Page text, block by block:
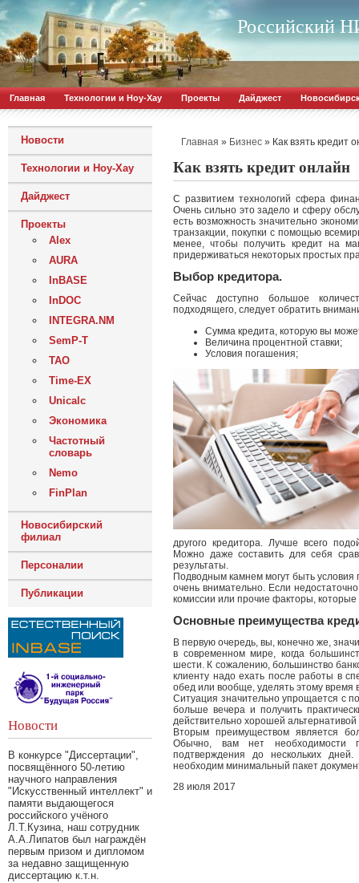
Российский
Главная Технологии и Ноу-Хау Проекты Дайджест
Новости
Технологии и Ноу-Хау
Дайджест
Проекты
Alex
AURA
InBASE
InDOC
INTEGRA.NM
SemP-T
ТАО
Time-EX
Unicalc
Экономика
Частотный
словарь
Nemo
FinPlan
Новосибирский
филиал
Персоналии
Публикации
Новости
В конкурсе "Диссертации",
посвящённого 50-летию
научного направления
"Искусственный интеллект" и
памяти выдающегося
российского учёного
Л.Т.Кузина, наш сотрудник
А.А.Липатов был награждён
первым призом и дипломом
за недавно защищенную
диссертацию к.т.н.
Главная » Бизнес » Как взять кредит
Как взять кредит онлайн
С развитием технологий сфера
Очень сильно это задело и сферу
есть возможность значительно
транзакции, покупки с помощью
менее, чтобы получить кредит на
придерживаться некоторых простых
Выбор кредитора.
Сейчас доступно большое
подходящего, следует обратить
Сумма кредита, которую вы
Величина процентной ставки;
Условия погашения;
другого кредитора. Лучше всего
Можно даже составить для себя
результаты.
Подводным камнем могут быть условия
очень внимательно. Если
комиссии или прочие факторы,
Основные преимущества
В первую очередь, вы, конечно же,
в современном мире, когда
шести. К сожалению, большинство
клиенту надо ехать после работы в
обед или вообще, уделять этому время
Ситуация значительно упрощается с
больше вечера и получить
действительно хорошей
Вторым преимуществом является
Обычно, вам нет необходимости
подтверждения до нескольких
необходим минимальный пакет
28 июля 2017